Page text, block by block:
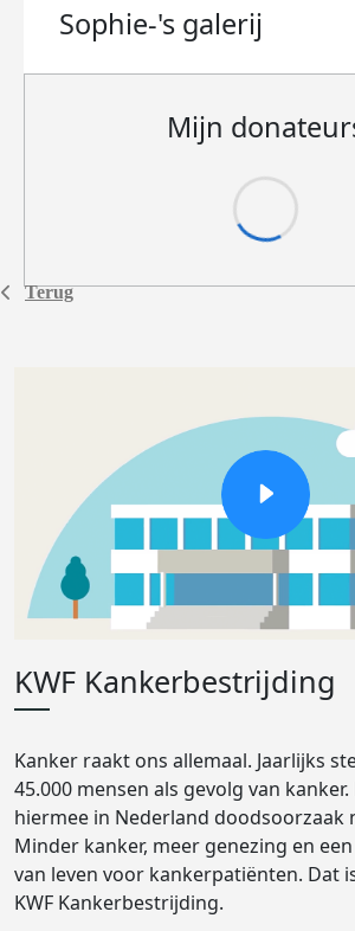
Terug
Sophie-'s galerij
Mijn
KWF Kankerbestrijding
Kanker raakt ons allemaal. Jaarlijks
45.000 mensen als gevolg van kanker.
hiermee in Nederland doodsoorzaak
Minder kanker, meer genezing en
van leven voor kankerpatiënten. Dat
KWF Kankerbestrijding.